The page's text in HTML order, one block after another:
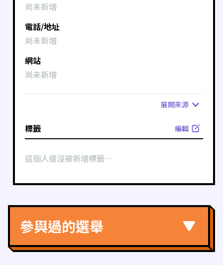
尚未新增
電話/地址
尚未新增
網站
尚未新增
展開來源
標籤 編輯
這個人還沒被新增標籤⋯
參與過的選舉